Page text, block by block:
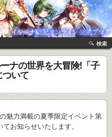
検索
ナの世界を大冒険!「子
いて
魅力満載の夏季限定イベント第
お知らせいたします。